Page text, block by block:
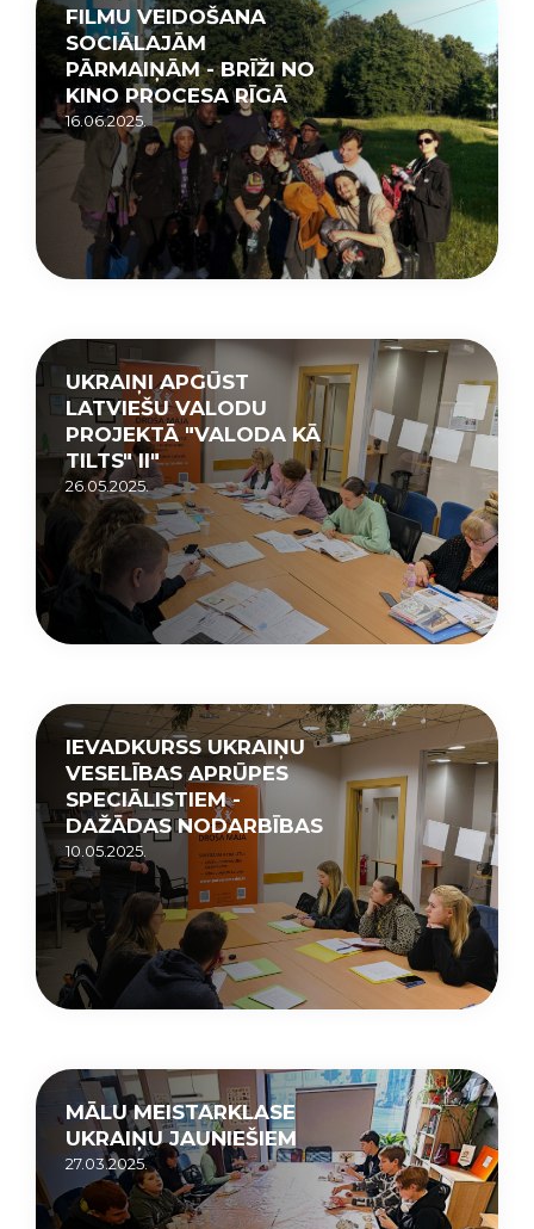
FILMU VEIDOŠANA
SOCIĀLAJĀM
PĀRMAIŅĀM - BRĪŽI NO
KINO PROCESA RĪGĀ
16.06.2025.
UKRAIŅI APGŪST
LATVIEŠU VALODU
PROJEKTĀ "VALODA KĀ
TILTS" II"
26.05.2025.
IEVADKURSS UKRAIŅU
VESELĪBAS APRŪPES
SPECIĀLISTIEM -
DAŽĀDAS NODARBĪBAS
10.05.2025.
MĀLU MEISTARKLASE
UKRAIŅU JAUNIEŠIEM
27.03.2025.